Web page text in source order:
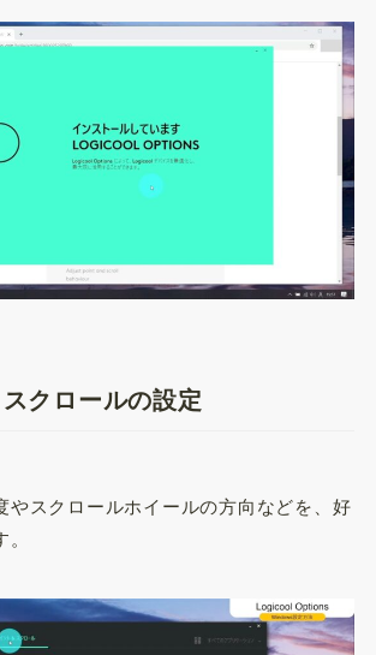
クロールの設定
やスクロールホイールの方向などを、好